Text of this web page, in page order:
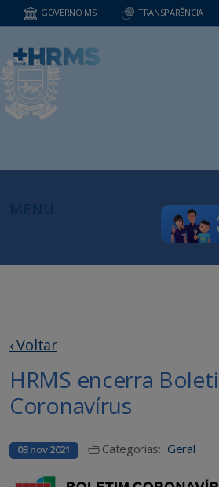
GOVERNO MS TRANSPARÊNCIA
‹ Voltar
HRMS encerra
Coronavírus
03 nov 2021 Categorias: Geral